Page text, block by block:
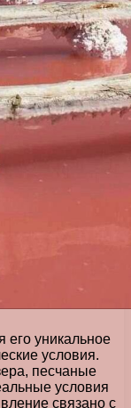
уникальное
условия.
песчаные
условия
связано с